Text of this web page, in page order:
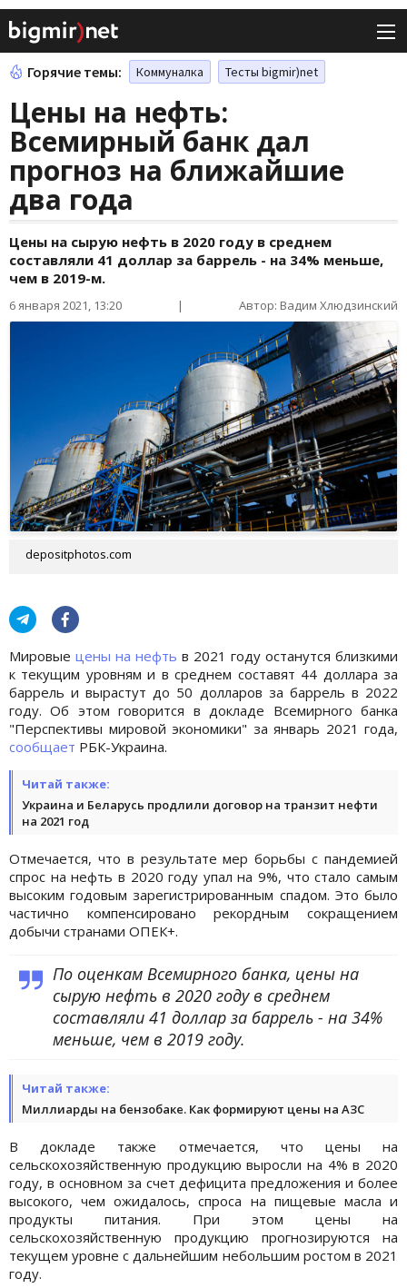
Горячие темы: Коммуналка Тесты bigmir)net
Цены на нефть:
Всемирный банк дал
прогноз на ближайшие
два года
Цены на сырую нефть в 2020 году в среднем
составляли 41 доллар за баррель - на 34% меньше,
чем в 2019-м.
6 января 2021, 13:20 | Автор: Вадим Хлюдзинский
depositphotos.com
Мировые цены на нефть в 2021 году останутся близкими
к текущим уровням и в среднем составят 44 доллара за
баррель и вырастут до 50 долларов за баррель в 2022
году. Об этом говорится в докладе Всемирного банка
"Перспективы мировой экономики" за январь 2021 года,
сообщает РБК-Украина.
Читай также:
Украина и Беларусь продлили договор на транзит нефти
на 2021 год
Отмечается, что в результате мер борьбы с пандемией
спрос на нефть в 2020 году упал на 9%, что стало самым
высоким годовым зарегистрированным спадом. Это было
частично компенсировано рекордным сокращением
добычи странами ОПЕК+.
По оценкам Всемирного банка, цены на
сырую нефть в 2020 году в среднем
составляли 41 доллар за баррель - на 34%
меньше, чем в 2019 году.
Читай также:
Миллиарды на бензобаке. Как формируют цены на АЗС
В докладе также отмечается, что цены на
сельскохозяйственную продукцию выросли на 4% в 2020
году, в основном за счет дефицита предложения и более
высокого, чем ожидалось, спроса на пищевые масла и
продукты питания. При этом цены на
сельскохозяйственную продукцию прогнозируются на
текущем уровне с дальнейшим небольшим ростом в 2021
году.